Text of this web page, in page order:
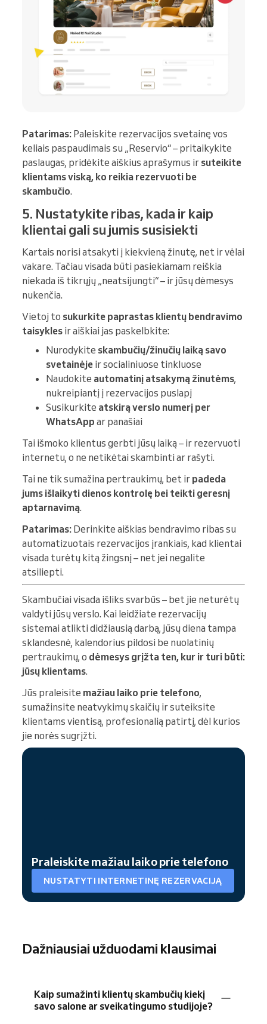
Patarimas: Paleiskite rezervacijos svetainę vos
keliais paspaudimais su „Reservio“ – pritaikykite
paslaugas, pridėkite aiškius aprašymus ir suteikite
klientams viską, ko reikia rezervuoti be
skambučio.
5. Nustatykite ribas, kada ir kaip
klientai gali su jumis susisiekti
Kartais norisi atsakyti į kiekvieną žinutę, net ir vėlai
vakare. Tačiau visada būti pasiekiamam reiškia
niekada iš tikrųjų „neatsijungti“ – ir jūsų dėmesys
nukenčia.
Vietoj to sukurkite paprastas klientų bendravimo
taisykles ir aiškiai jas paskelbkite:
Nurodykite skambučių/žinučių laiką savo
svetainėje ir socialiniuose tinkluose
Naudokite automatinį atsakymą žinutėms,
nukreipiantį į rezervacijos puslapį
Susikurkite atskirą verslo numerį per
WhatsApp ar panašiai
Tai išmoko klientus gerbti jūsų laiką – ir rezervuoti
internetu, o ne netikėtai skambinti ar rašyti.
Tai ne tik sumažina pertraukimų, bet ir padeda
jums išlaikyti dienos kontrolę bei teikti geresnį
aptarnavimą.
Patarimas: Derinkite aiškias bendravimo ribas su
automatizuotais rezervacijos įrankiais, kad klientai
visada turėtų kitą žingsnį – net jei negalite
atsiliepti.
Skambučiai visada išliks svarbūs – bet jie neturėtų
valdyti jūsų verslo. Kai leidžiate rezervacijų
sistemai atlikti didžiausią darbą, jūsų diena tampa
sklandesnė, kalendorius pildosi be nuolatinių
pertraukimų, o dėmesys grįžta ten, kur ir turi būti:
jūsų klientams.
Jūs praleisite mažiau laiko prie telefono,
sumažinsite neatvykimų skaičių ir suteiksite
klientams vientisą, profesionalią patirtį, dėl kurios
jie norės sugrįžti.
Praleiskite mažiau laiko prie telefono
NUSTATYTI INTERNETINĘ REZERVACIJĄ
Dažniausiai užduodami klausimai
Kaip sumažinti klientų skambučių kiekį
savo salone ar sveikatingumo studijoje?